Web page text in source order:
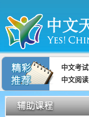
中文考试
中文阅读